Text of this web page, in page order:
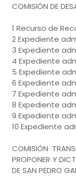
COMISIÓN DE
1 Recurso de
2 Expediente
3 Expediente
4 Expediente
5 Expediente
6 Expediente
7 Expediente
8 Expediente
9 Expediente
10 Expediente
COMISIÓN
PROPONER Y
DE SAN PEDRO